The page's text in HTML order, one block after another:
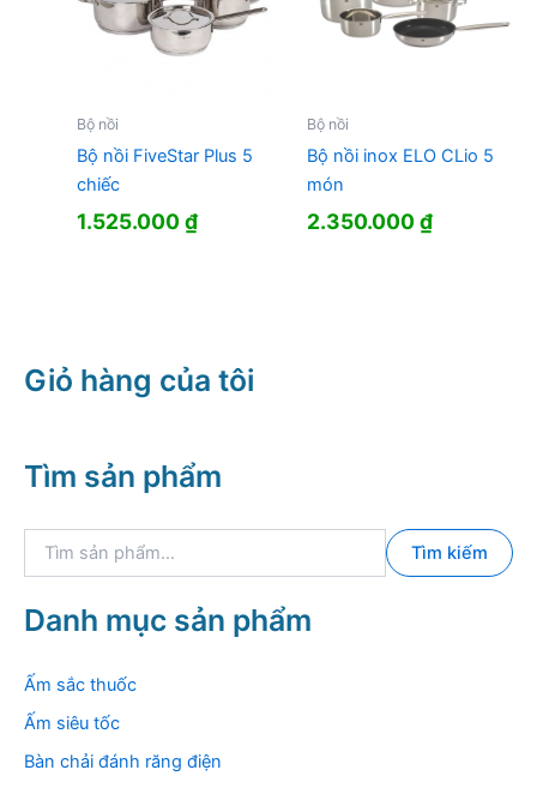
Bộ nồi
Bộ nồi FiveStar Plus 5
chiếc
1.525.000₫
Bộ nồi
Bộ nồi inox ELO CLio 5
món
2.350.000₫
Giỏ hàng của tôi
Tìm sản phẩm
k
i
m
Tìm kiếm
Danh mục sản phẩm
Ấm sắc thuốc
Ấm siêu tốc
Bàn chải đánh răng điện